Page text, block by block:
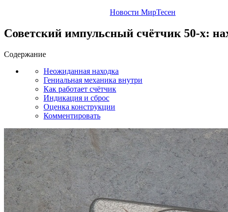
Новости МирТесен
Советский импульсный счётчик 50-х:
Содержание
Неожиданная находка
Гениальная механика внутри
Как работает счётчик
Индикация и сброс
Оценка конструкции
Комментировать